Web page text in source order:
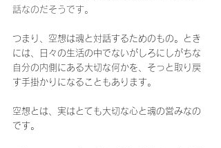
話なのだそうです。
つまり、空想は魂と対話するためのもの。とき
には、日々の生活の中でないがしろにしがちな
自分の内側にある大切な何かを、そっと取り戻
す手掛かりになることもあります。
空想とは、実はとても大切な心と魂の営みなの
です。